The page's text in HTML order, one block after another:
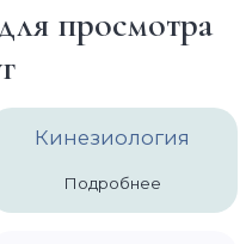
просмотра
Кинезиология
Подробнее